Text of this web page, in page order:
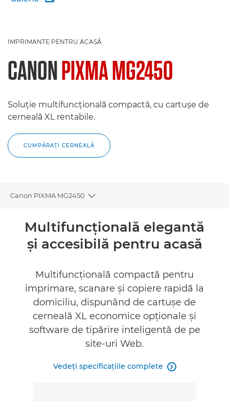
IMPRIMANTE PENTRU ACASĂ
CANONPIXMA MG2450
Soluţie multifuncţională compactă, cu cartuşe de
cerneală XL rentabile.
CUMPĂRAŢI CERNEALĂ
Canon PIXMA MG2450
Toggle breadcrumbs
Prezentare generală
Specificaţii
Asistenţă
CUMPĂRAŢI CERNEALĂ
Multifuncţională elegantă
şi accesibilă pentru acasă
Multifuncţională compactă pentru
imprimare, scanare şi copiere rapidă la
domiciliu, dispunând de cartuşe de
cerneală XL economice opţionale şi
software de tipărire inteligentă de pe
site-uri Web.
Vedeţi specificaţiile complete 